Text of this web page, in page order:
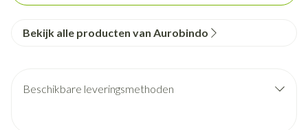
Bekijk alle producten van Aurobindo
Beschikbare leveringsmethoden